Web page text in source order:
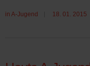
in A-Jugend 18. 01. 2015